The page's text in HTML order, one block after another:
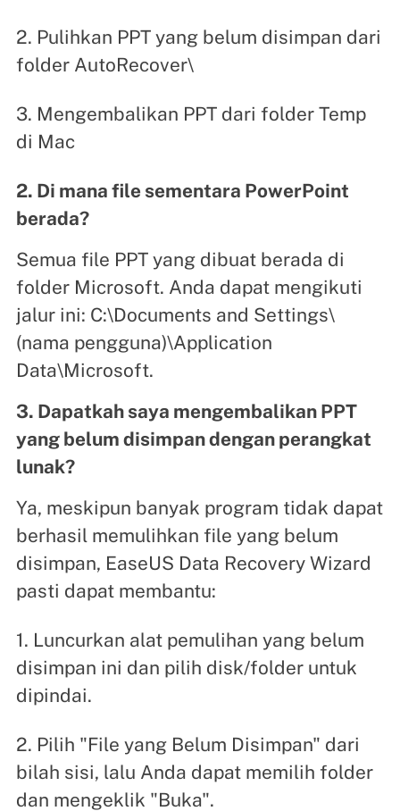
2. Pulihkan PPT yang belum disimpan dari
folder AutoRecover\
3. Mengembalikan PPT dari folder Temp
di Mac
2. Di mana file sementara PowerPoint
berada?
Semua file PPT yang dibuat berada di
folder Microsoft. Anda dapat mengikuti
jalur ini: C:\Documents and Settings\
(nama pengguna)\Application
Data\Microsoft.
3. Dapatkah saya mengembalikan PPT
yang belum disimpan dengan perangkat
lunak?
Ya, meskipun banyak program tidak dapat
berhasil memulihkan file yang belum
disimpan, EaseUS Data Recovery Wizard
pasti dapat membantu:
1. Luncurkan alat pemulihan yang belum
disimpan ini dan pilih disk/folder untuk
dipindai.
2. Pilih "File yang Belum Disimpan" dari
bilah sisi, lalu Anda dapat memilih folder
dan mengeklik "Buka".